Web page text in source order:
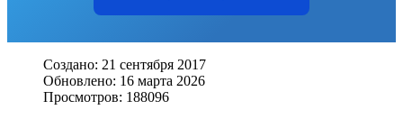
Создано: 21 сентября 2017
Обновлено: 16 марта 2026
Просмотров: 188096